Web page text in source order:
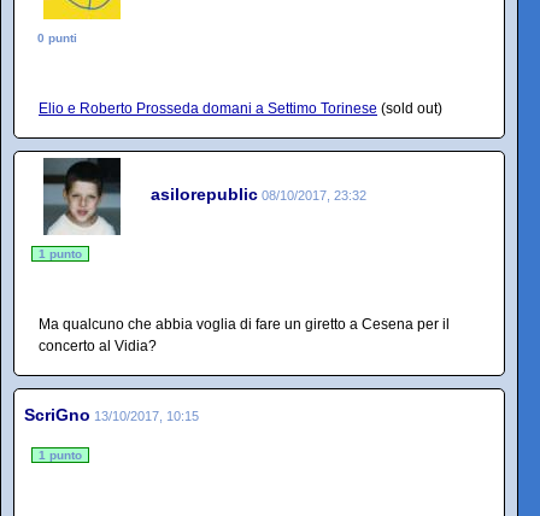
0 punti
Elio e Roberto Prosseda domani a Settimo Torinese (sold out)
asilorepublic 08/10/2017, 23:32
1 punto
Ma qualcuno che abbia voglia di fare un giretto a Cesena per il
concerto al Vidia?
ScriGno 13/10/2017, 10:15
1 punto